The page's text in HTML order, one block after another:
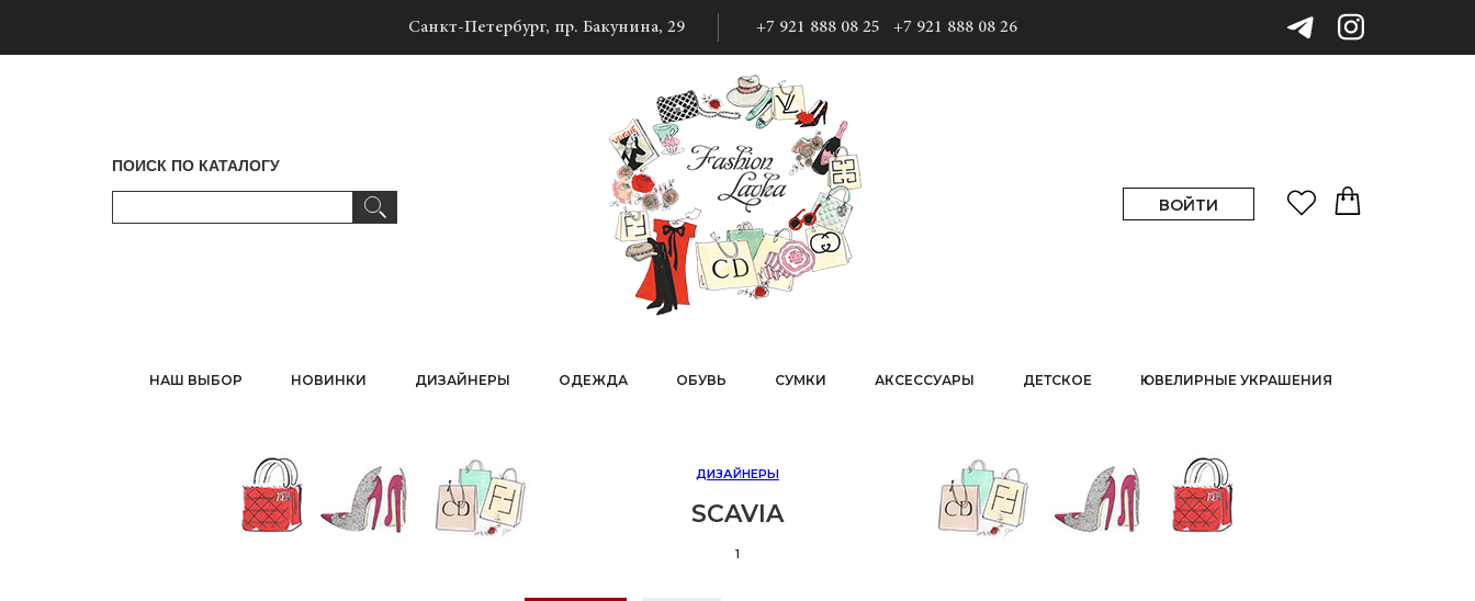
Санкт-Петербург, пр. Бакунина, 29 +7 921 888 08 25 +7 921 888 08 26
ПОИСК ПО КАТАЛОГУ
ВОЙТИ
НАШ ВЫБОР НОВИНКИ ДИЗАЙНЕРЫ ОДЕЖДА ОБУВЬ СУМКИ АКСЕССУАРЫ ДЕТСКОЕ ЮВЕЛИРНЫЕ УКРАШЕНИЯ
ДИЗАЙНЕРЫ
SCAVIA
1